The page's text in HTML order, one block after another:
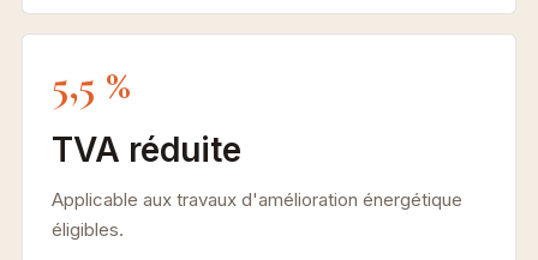
5,5 %
TVA réduite
Applicable aux travaux d'amélioration énergétique
éligibles.